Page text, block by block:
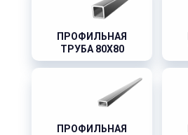
ПРОФИЛЬНАЯ
ТРУБА 80X80
ПРОФИЛЬНАЯ